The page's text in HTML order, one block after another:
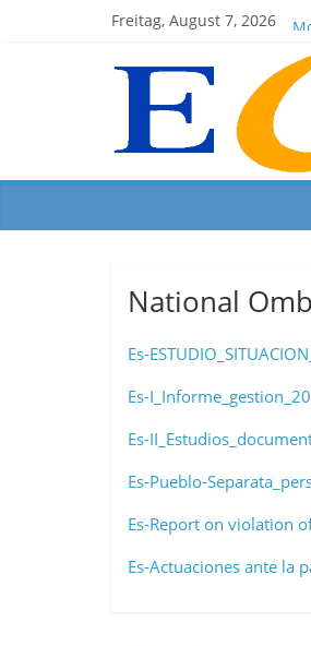
Freitag, August 7, 2026
National
Es-
Es-
Es-
Es-Pueblo-
Es-Report on violation
Es-Actuaciones ante la